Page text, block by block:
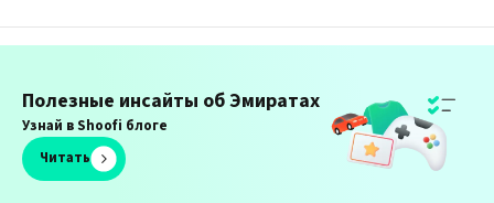
Полезные инсайты об Эмиратах
Узнай в Shoofi блоге
Читать